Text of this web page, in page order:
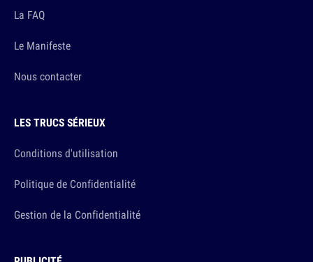
La FAQ
Le Manifeste
Nous contacter
LES TRUCS SÉRIEUX
Conditions d'utilisation
Politique de Confidentialité
Gestion de la Confidentialité